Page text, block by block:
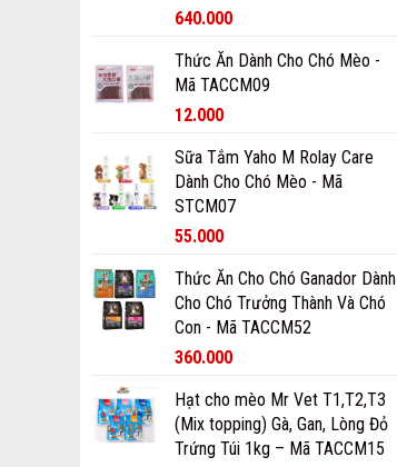
640.000
Thức Ăn Dành Cho Chó Mèo -
Mã TACCM09
12.000
Sữa Tắm Yaho M Rolay Care
Dành Cho Chó Mèo - Mã
STCM07
55.000
Thức Ăn Cho Chó Ganador Dành
Cho Chó Trưởng Thành Và Chó
Con - Mã TACCM52
360.000
Hạt cho mèo Mr Vet T1,T2,T3
(Mix topping) Gà, Gan, Lòng Đỏ
Trứng Túi 1kg – Mã TACCM15